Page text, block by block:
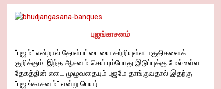
புஜங்காசனம்
“புஜம்” என்றால் தோள்பட்டையை சுற்றியுள்ள பகுதிகளைக்
குறிக்கும். இந்த ஆசனம் செய்யும்போது இடுப்புக்கு மேல் உள்ள
தேகத்தின் எடை முழுவதையும் புஜமே தாங்குவதால் இதற்கு
"புஜங்காசனம்" என்று பெயர்.